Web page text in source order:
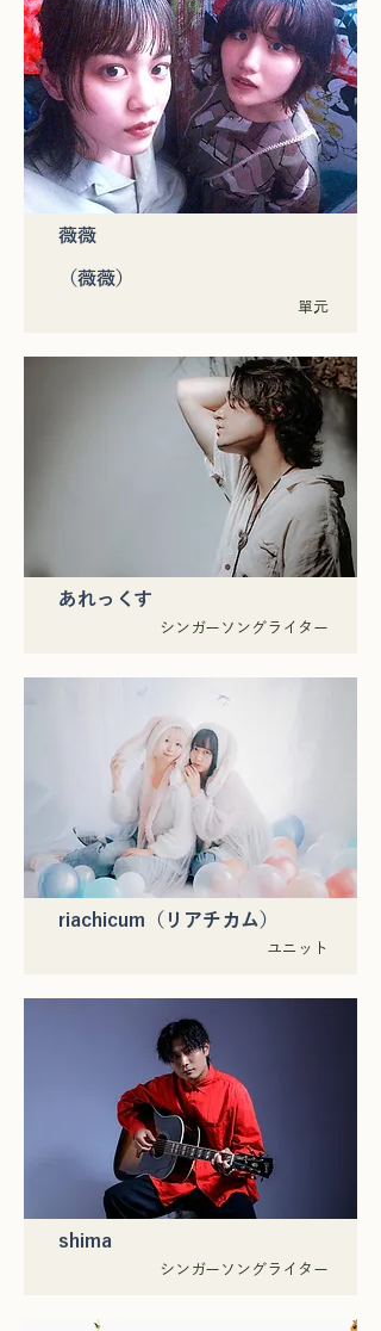
薇薇
（薇薇）
單元
あれっくす
シンガーソングライター
riachicum（リアチカム）
ユニット
shima
シンガーソングライター